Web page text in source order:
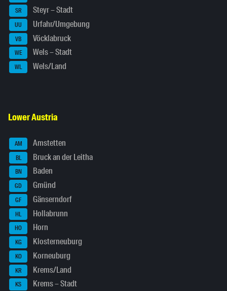
SR Steyr – Stadt
UU Urfahr/Umgebung
VB Vöcklabruck
WE Wels – Stadt
WL Wels/Land
Lower Austria
AM Amstetten
BL Bruck an der Leitha
BN Baden
GD Gmünd
GF Gänserndorf
HL Hollabrunn
HO Horn
KG Klosterneuburg
KO Korneuburg
KR Krems/Land
KS Krems – Stadt